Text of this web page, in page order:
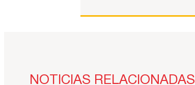
NOTICIAS RELACIONADAS